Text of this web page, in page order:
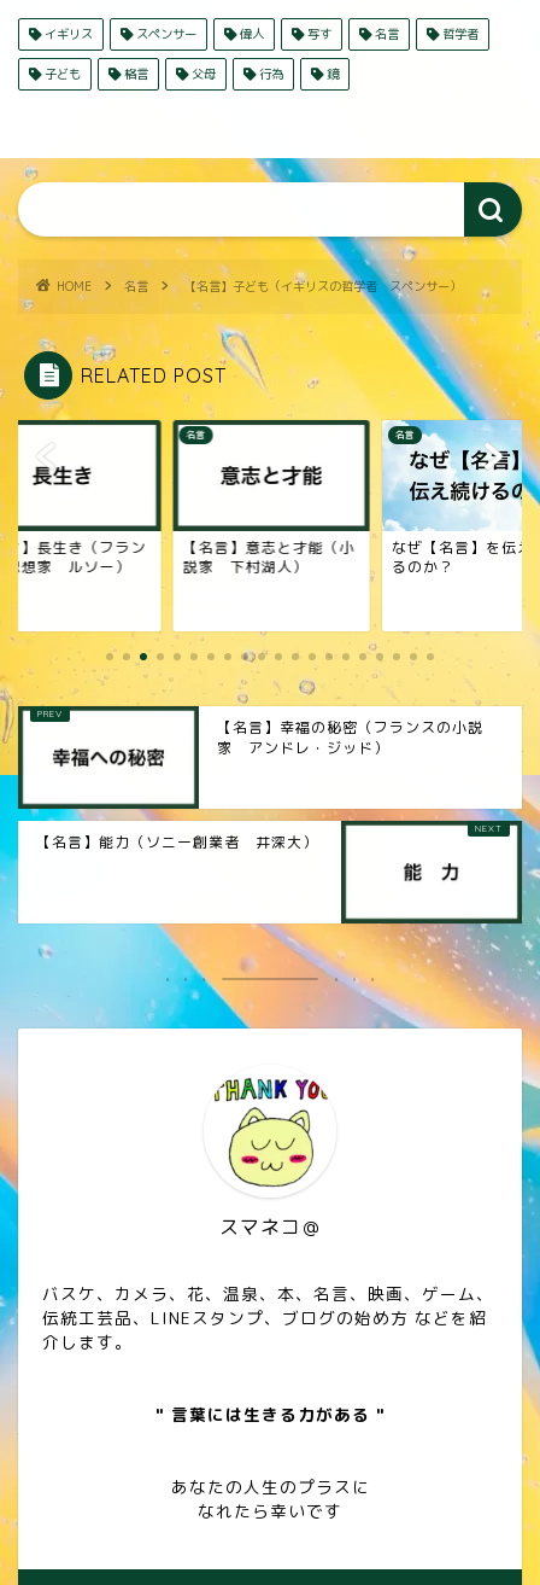
イギリス スペンサー 偉人 写す 名言 哲学者
子ども 格言 父母 行為 鏡
HOME 名言 【名言】子ども（イギリスの哲学者 スペンサー）
RELATED POST
言】長生き（フラン
思想家 ルソー）
名言
【名言】意志と才能（小
説家 下村湖人）
名言
なぜ【名言】を伝え
るのか？
【名言】幸福の秘密（フランスの小説
家 アンドレ・ジッド）
【名言】能力（ソニー創業者 井深大）
スマネコ＠
バスケ、カメラ、花、温泉、本、名言、映画、ゲーム、
伝統工芸品、LINEスタンプ、ブログの始め方 などを紹
介します。
" 言葉には生きる力がある "
あなたの人生のプラスに
なれたら幸いです